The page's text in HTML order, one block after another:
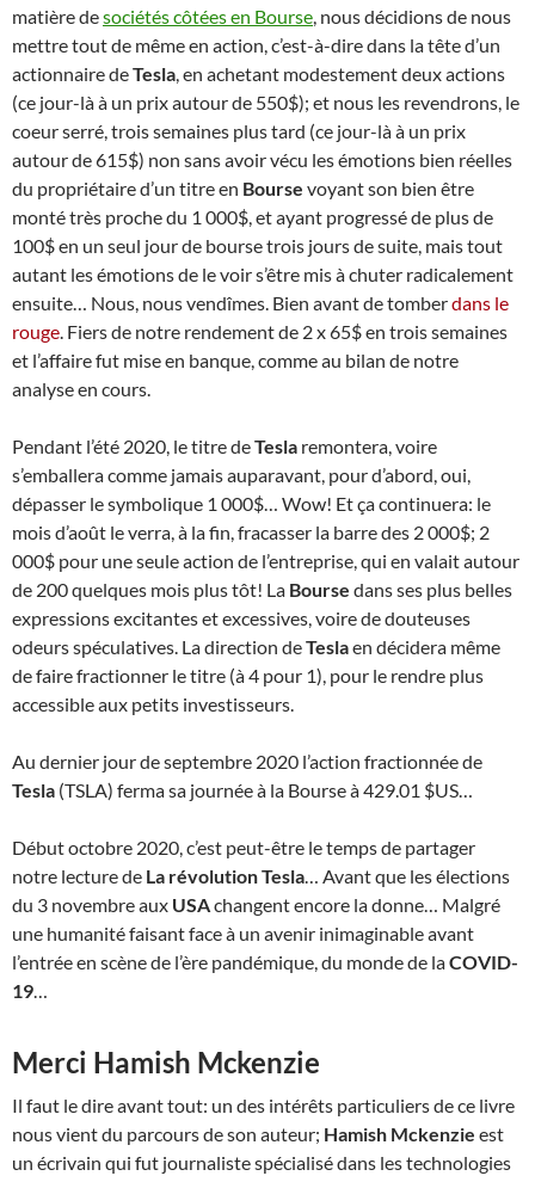
matière desociétés côtées en Bourse, nous décidions de nous
mettre tout de même en action, c’est-à-dire dans la tête d’un
actionnaire deTesla, en achetant modestement deux actions
(ce jour-là à un prix autour de 550$); et nous les revendrons, le
coeur serré, trois semaines plus tard (ce jour-là à un prix
autour de 615$) non sans avoir vécu les émotions bien réelles
du propriétaire d’un titre en Bourse voyant son bien être
monté très proche du 1 000$, et ayant progressé de plus de
100$ en un seul jour de bourse trois jours de suite, mais tout
autant les émotions de le voir s’être mis à chuter radicalement
ensuite… Nous, nous vendîmes. Bien avant de tomberdans le
rouge. Fiers de notre rendement de 2 x 65$ en trois semaines
et l’affaire fut mise en banque, comme au bilan de notre
analyse en cours.
Pendant l’été 2020, le titre deTesla remontera, voire
s’emballera comme jamais auparavant, pour d’abord, oui,
dépasser le symbolique 1 000$… Wow! Et ça continuera: le
mois d’août le verra, à la fin, fracasser la barre des 2 000$; 2
000$ pour une seule action de l’entreprise, qui en valait autour
de 200 quelques mois plus tôt! La Bourse dans ses plus belles
expressions excitantes et excessives, voire de douteuses
odeurs spéculatives. La direction deTeslaen décidera même
de faire fractionner le titre (à 4 pour 1), pour le rendre plus
accessible aux petits investisseurs.
Au dernier jour de septembre 2020 l’action fractionnée de
Tesla (TSLA) ferma sa journée à la Bourse à 429.01 $US…
Début octobre 2020, c’est peut-être le temps de partager
notre lecture de La révolution Tesla… Avant que les élections
du 3 novembre aux USAchangent encore la donne… Malgré
une humanité faisant face à un avenir inimaginable avant
l’entrée en scène de l’ère pandémique, du monde de laCOVID-
19…
Merci Hamish Mckenzie
Il faut le dire avant tout: un des intérêts particuliers de ce livre
nous vient du parcours de son auteur; Hamish Mckenzie est
un écrivain qui fut journaliste spécialisé dans les technologies